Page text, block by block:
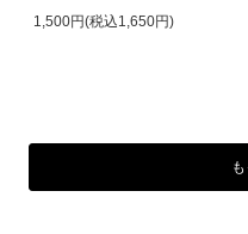
1,500円(税込1,650円)